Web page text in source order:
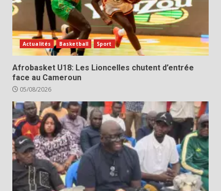
Actualités Basketball Sport
Afrobasket U18: Les Lioncelles chutent d’entrée
face au Cameroun
05/08/2026